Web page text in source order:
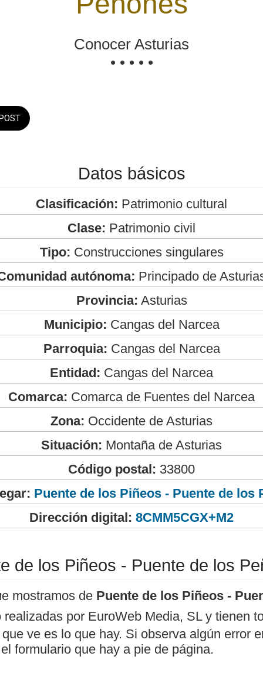
Conocer Asturias
• • • • •
Datos básicos
Clasificación: Patrimonio cultural
Clase: Patrimonio civil
Tipo: Construcciones singulares
autónoma: Principado de
Provincia: Asturias
Municipio: Cangas del Narcea
Parroquia: Cangas del Narcea
Entidad: Cangas del Narcea
Comarca: Comarca de Fuentes del Narcea
Zona: Occidente de Asturias
Situación: Montaña de Asturias
Código postal: 33800
Puente de los Piñeos - Puente de los
Dirección digital: 8CMM5CGX+M2
de los Piñeos - Puente de los
mostramos de Puente de los Piñeos -
realizadas por EuroWeb Media, SL y tienen
ve es lo que hay. Si observa algún error
formulario que hay a pie de página.